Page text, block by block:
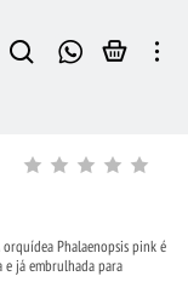
Phalaenopsis pink é
e já embrulhada para